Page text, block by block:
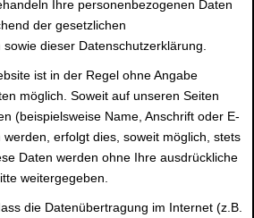
Ihre personenbezogenen Daten
der gesetzlichen
dieser Datenschutzerklärung.
ist in der Regel ohne Angabe
möglich. Soweit auf unseren Seiten
(beispielsweise Name, Anschrift oder E-
erfolgt dies, soweit möglich, stets
Daten werden ohne Ihre ausdrückliche
weitergegeben.
die Datenübertragung im Internet (z.B.